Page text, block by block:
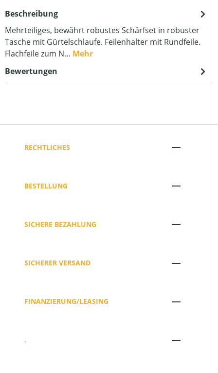
Beschreibung
Mehrteiliges, bewährt robustes Schärfset in robuster
Tasche mit Gürtelschlaufe. Feilenhalter mit Rundfeile.
Flachfeile zum N… Mehr
Bewertungen
RECHTLICHES
BESTELLUNG
SICHERE BEZAHLUNG
SICHERER VERSAND
FINANZIERUNG/LEASING
.